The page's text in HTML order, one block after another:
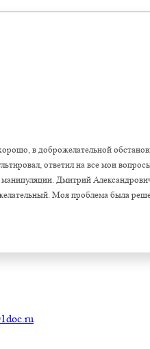
в доброжелательной
ответил на все мои
манипуляции. Дмитрий
Моя проблема была